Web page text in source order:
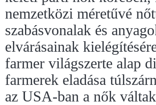
nemzetközi méretűvé
szabásvonalak és
elvárásainak
farmer világszerte alap
farmerek eladása
az USA-ban a nők